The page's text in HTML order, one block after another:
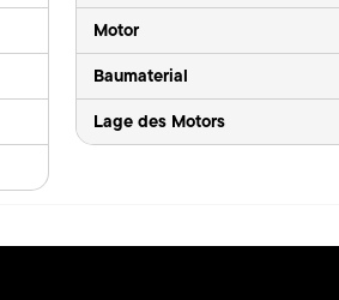
Motor
Baumaterial
Lage des Motors